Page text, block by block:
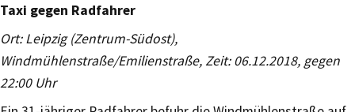
Taxi gegen Radfahrer
Ort: Leipzig (Zentrum-Südost),
Windmühlenstraße/Emilienstraße, Zeit: 06.12.2018, gegen
22:00 Uhr